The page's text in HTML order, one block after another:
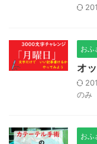
おふ
オ
のみ
おふ